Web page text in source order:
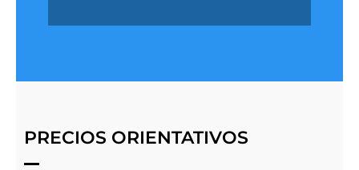
PRECIOS ORIENTATIVOS